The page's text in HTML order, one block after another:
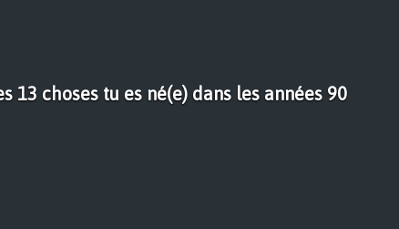
13 choses tu es né(e) dans les années 90